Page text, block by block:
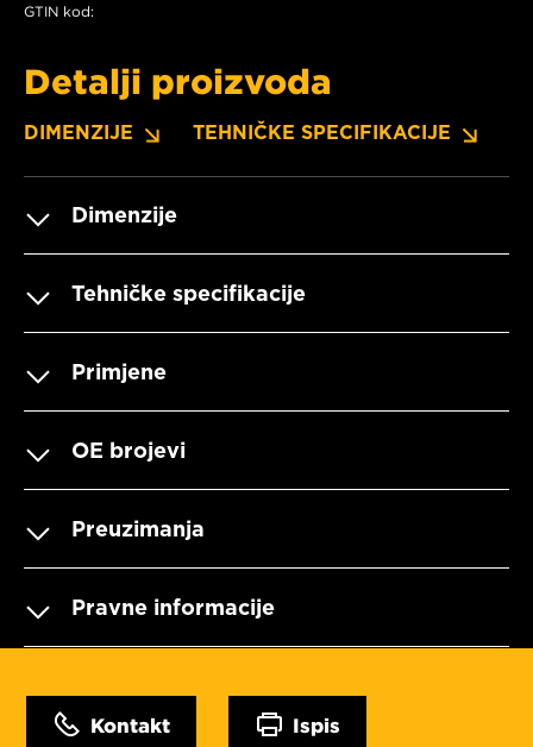
GTIN kod:
Detalji proizvoda
DIMENZIJE TEHNIČKE SPECIFIKACIJE
Dimenzije
Tehničke specifikacije
Primjene
OE brojevi
Preuzimanja
Pravne informacije
Kontakt Ispis